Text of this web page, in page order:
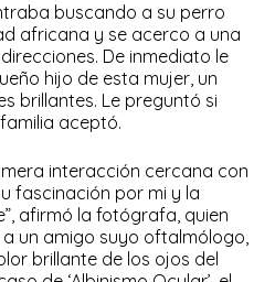
buscando a su perro
africana y se acerco a una
De inmediato le
hijo de esta mujer, un
brillantes. Le preguntó si
aceptó.
interacción cercana con
fascinación por mi y la
afirmó la fotógrafa, quien
un amigo suyo oftalmólogo,
brillante de los ojos del